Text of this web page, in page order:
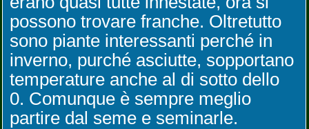
possono trovare franche. Oltretutto
sono piante interessanti perché in
inverno, purché asciutte, sopportano
temperature anche al di sotto dello
0. Comunque è sempre meglio
partire dal seme e seminarle.